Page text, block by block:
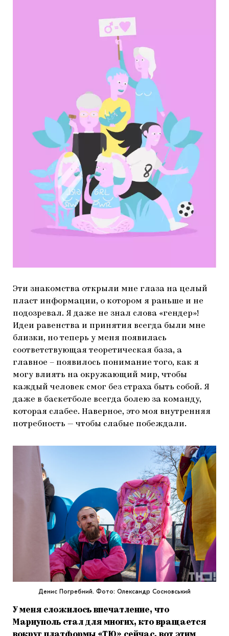
Эти знакомства открыли мне глаза на целый
пласт информации, о котором я раньше и не
подозревал. Я даже не знал слова «гендер»!
Идеи равенства и принятия всегда были мне
близки, но теперь у меня появилась
соответствующая теоретическая база, а
главное – появилось понимание того, как я
могу влиять на окружающий мир, чтобы
каждый человек смог без страха быть собой. Я
даже в баскетболе всегда болею за команду,
которая слабее. Наверное, это моя внутренняя
потребность — чтобы слабые побеждали.
Денис Погребний. Фото: Олександр Сосновський
У меня сложилось впечатление, что
Мариуполь стал для многих, кто вращается